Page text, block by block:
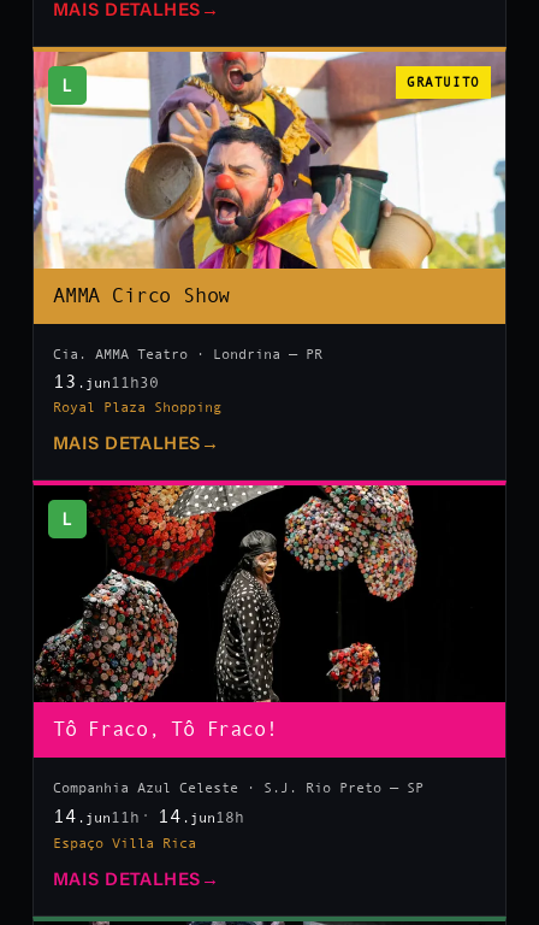
MAIS DETALHES →
L GRATUITO
AMMA Circo Show
Cia. AMMA Teatro · Londrina — PR
13 .jun 11h30
Royal Plaza Shopping
MAIS DETALHES →
L
Tô Fraco, Tô Fraco!
Companhia Azul Celeste · S.J. Rio Preto — SP
14 .jun 11h 14 .jun 18h
Espaço Villa Rica
MAIS DETALHES →